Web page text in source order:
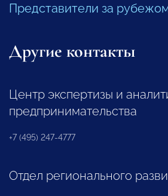
Представители за
Другие контакты
Центр экспертизы и
предпринимательства
+7 (495) 247-4777
Отдел регионального